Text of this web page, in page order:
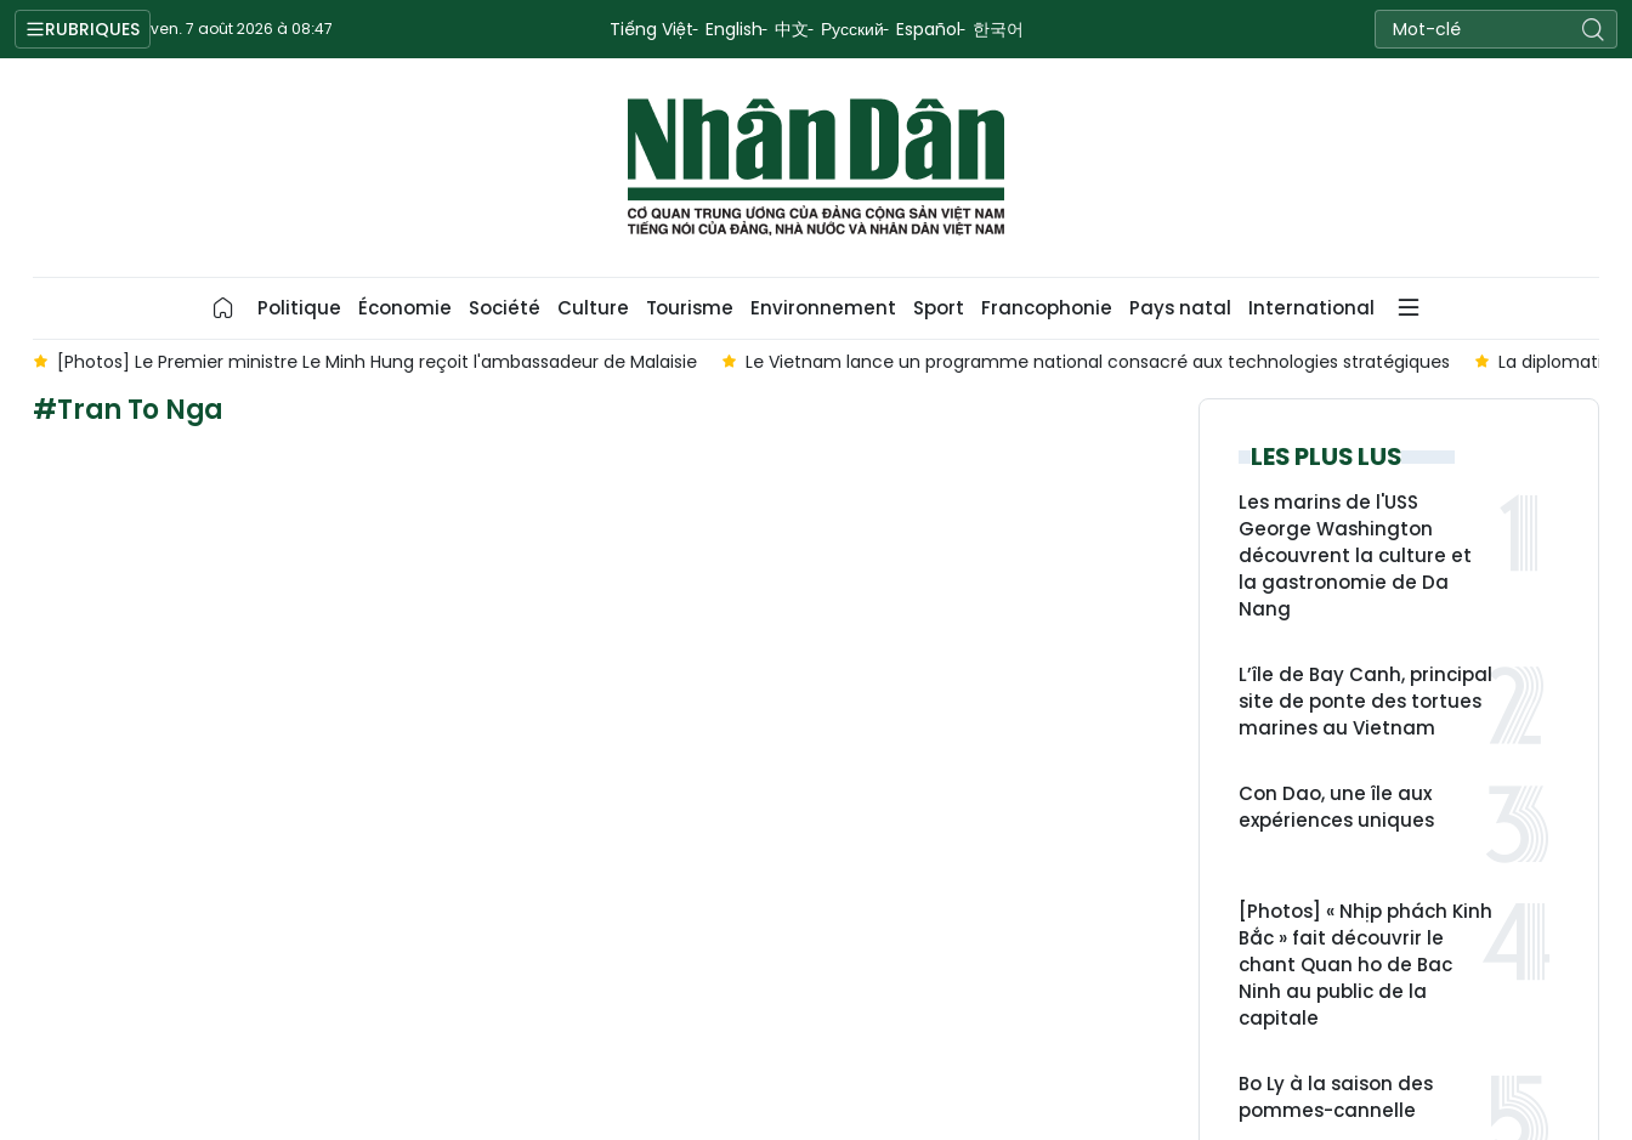
RUBRIQUES ven. 7 août 2026 à 08:47 Tiếng Việt English 中文 Русский Español 한국어
Politique Économie Société Culture Tourisme Environnement Sport Francophonie Pays natal International
[Photos] Le Premier ministre Le Minh Hung reçoit l'ambassadeur de Malaisie Le Vietnam lance un programme national consacré aux technologies stratégiques La diplomatie
#Tran To Nga
LES PLUS LUS
Les marins de l'USS
George Washington
découvrent la culture et
la gastronomie de Da
Nang
L’île de Bay Canh, principal
site de ponte des tortues
marines au Vietnam
Con Dao, une île aux
expériences uniques
[Photos] « Nhịp phách Kinh
Bắc » fait découvrir le
chant Quan ho de Bac
Ninh au public de la
capitale
Bo Ly à la saison des
pommes-cannelle